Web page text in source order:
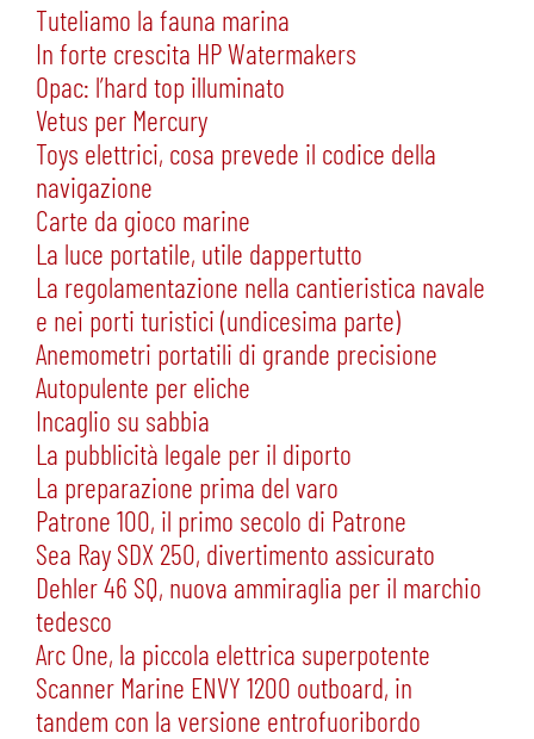
Tuteliamo la fauna marina
In forte crescita HP Watermakers
Opac: l’hard top illuminato
Vetus per Mercury
Toys elettrici, cosa prevede il codice della
navigazione
Carte da gioco marine
La luce portatile, utile dappertutto
La regolamentazione nella cantieristica navale
e nei porti turistici (undicesima parte)
Anemometri portatili di grande precisione
Autopulente per eliche
Incaglio su sabbia
La pubblicità legale per il diporto
La preparazione prima del varo
Patrone 100, il primo secolo di Patrone
Sea Ray SDX 250, divertimento assicurato
Dehler 46 SQ, nuova ammiraglia per il marchio
tedesco
Arc One, la piccola elettrica superpotente
Scanner Marine ENVY 1200 outboard, in
tandem con la versione entrofuoribordo